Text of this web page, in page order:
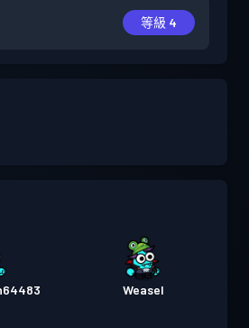
等級 4
Weasel